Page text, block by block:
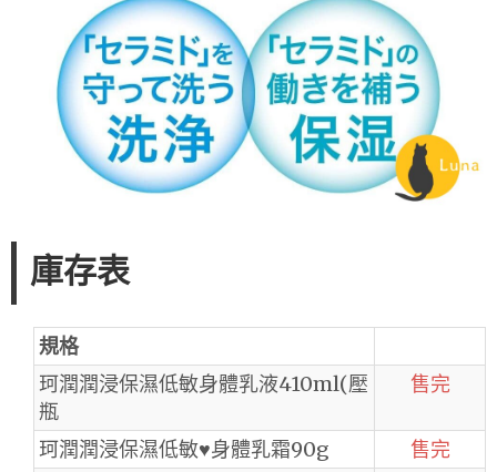
庫存表
規格
珂潤潤浸保濕低敏身體乳液410ml(壓
瓶
售完
珂潤潤浸保濕低敏♥身體乳霜90g
售完